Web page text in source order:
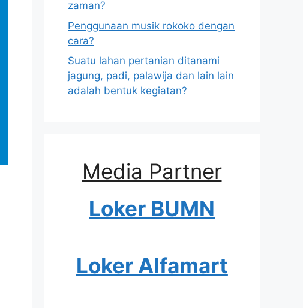
zaman?
Penggunaan musik rokoko dengan
cara?
Suatu lahan pertanian ditanami
jagung, padi, palawija dan lain lain
adalah bentuk kegiatan?
Media Partner
Loker BUMN
Loker Alfamart